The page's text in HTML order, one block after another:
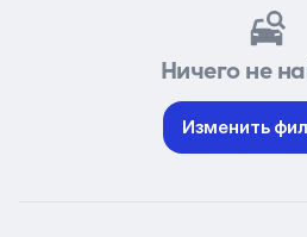
Ничего не
Изменить